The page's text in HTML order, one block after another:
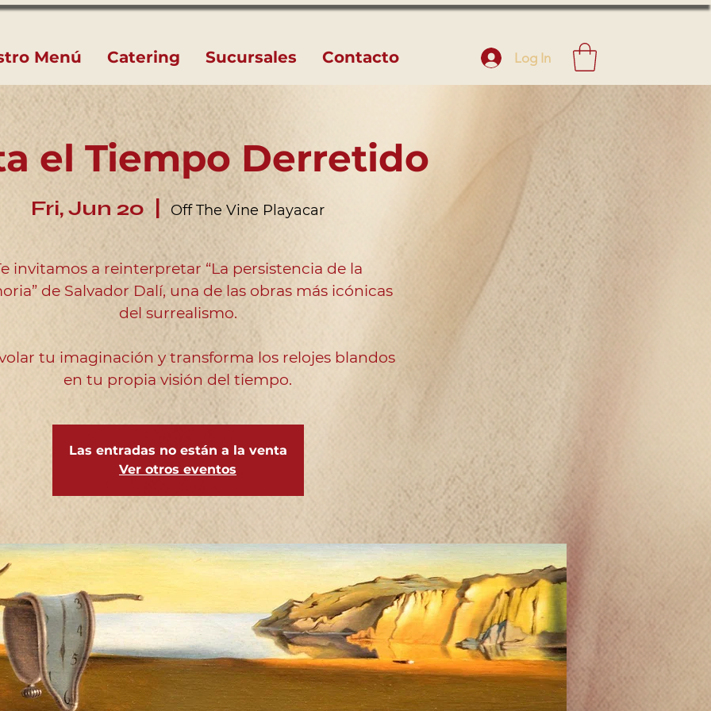
Menú Catering Sucursales Contacto Log In
el Tiempo Derretido
Fri, Jun 20
  |
Off The Vine Playacar
invitamos a reinterpretar “La persistencia de la
de Salvador Dalí, una de las obras más icónicas
del surrealismo.
tu imaginación y transforma los relojes blandos
Las entradas no están a la venta
Ver otros eventos